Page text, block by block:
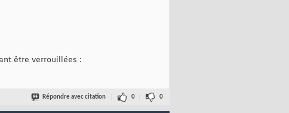
être verrouillées :
Répondre avec citation 0 0